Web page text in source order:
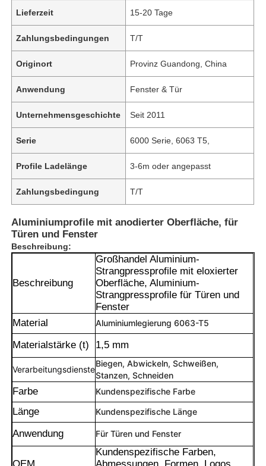
Lieferzeit 15-20 Tage
Zahlungsbedingungen T/T
Originort Provinz Guandong, China
Anwendung Fenster & Tür
Unternehmensgeschichte Seit 2011
Serie 6000 Serie, 6063 T5,
Profile Ladelänge 3-6m oder angepasst
Zahlungsbedingung T/T
Aluminiumprofile mit anodierter Oberfläche, für
Türen und Fenster
Beschreibung:
Beschreibung
Großhandel Aluminium-
Strangpressprofile mit eloxierter
Oberfläche, Aluminium-
Strangpressprofile für Türen und
Fenster
Material
Aluminiumlegierung 6063-T5
Materialstärke (t) 1,5 mm
Verarbeitungsdienste
Biegen, Abwickeln, Schweißen,
Stanzen, Schneiden
Farbe Kundenspezifische Farbe
Länge Kundenspezifische Länge
Anwendung Für Türen und Fenster
OEM
Kundenspezifische Farben,
Abmessungen, Formen, Logos,